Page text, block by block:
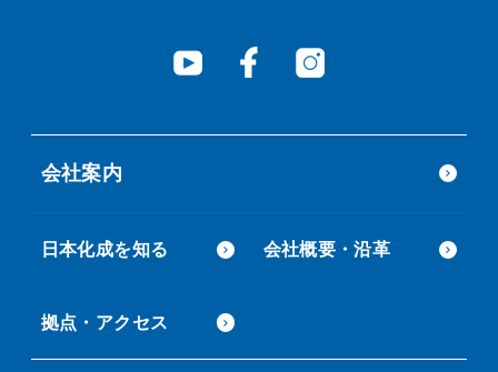
会社案内
日本化成を知る 会社概要・沿革
拠点・アクセス